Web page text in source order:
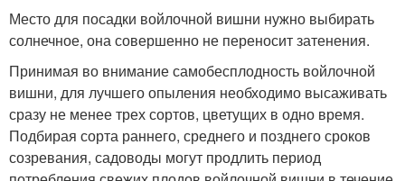
Место для посадки войлочной вишни нужно выбирать
солнечное, она совершенно не переносит затенения.
Принимая во внимание самобесплодность войлочной
вишни, для лучшего опыления необходимо высаживать
сразу не менее трех сортов, цветущих в одно время.
Подбирая сорта раннего, среднего и позднего сроков
созревания, садоводы могут продлить период